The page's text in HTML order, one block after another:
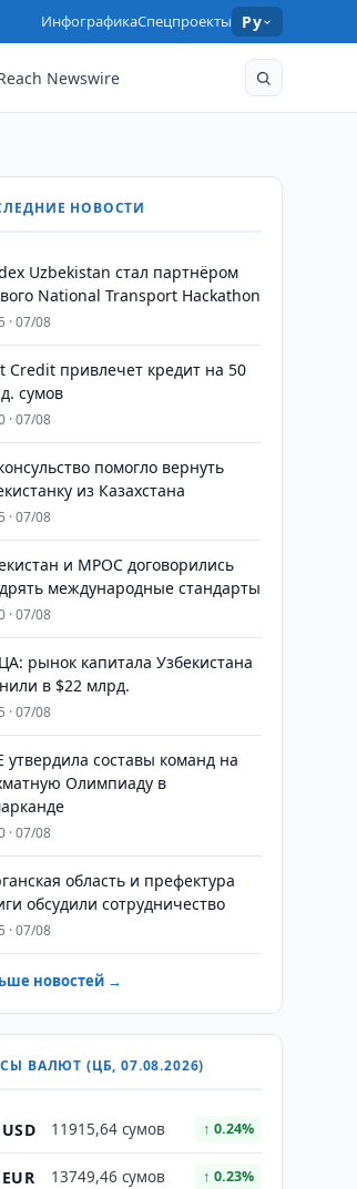
ИнфографикаСпецпроекты Ру
Newswire
НОВОСТИ
Uzbekistan стал партнёром
National Transport Hackathon
· 07/08
Credit привлечет кредит на 50
сумов
· 07/08
помогло вернуть
из Казахстана
· 07/08
и MPOC договорились
международные стандарты
· 07/08
рынок капитала Узбекистана
в $22 млрд.
· 07/08
утвердила составы команд на
Олимпиаду в
· 07/08
область и префектура
обсудили сотрудничество
· 07/08
новостей →
ВАЛЮТ (ЦБ, 07.08.2026)
USD 11915,64 сумов ↑ 0.24%
EUR 13749,46 сумов ↑ 0.23%